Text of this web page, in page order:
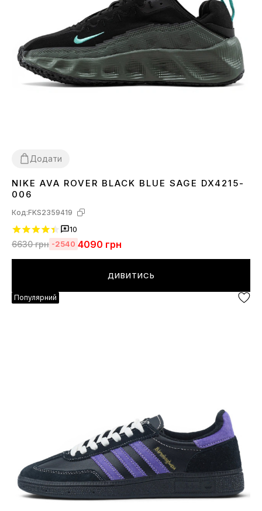
Додати
4142 43 4445
NIKE AVA ROVER BLACK BLUE SAGE DX4215-
006
Код:FKS2359419
10
6630грн -2540 4090 грн
ДИВИТИСЬ
Популярний